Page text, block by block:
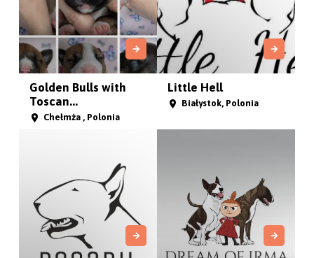
Golden Bulls with
Toscan...
Chełmża , Polonia
Little Hell
Białystok, Polonia